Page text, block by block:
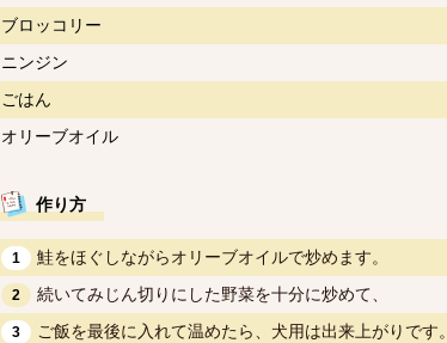
ブロッコリー
ニンジン
ごはん
オリーブオイル
作り方
1 鮭をほぐしながらオリーブオイルで炒めます。
2 続いてみじん切りにした野菜を十分に炒めて、
3 ご飯を最後に入れて温めたら、犬用は出来上がりです。